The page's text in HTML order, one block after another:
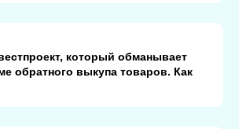
который обманывает
обратного выкупа товаров. Как